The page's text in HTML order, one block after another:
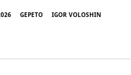
GEPETO
IGOR VOLOSHIN